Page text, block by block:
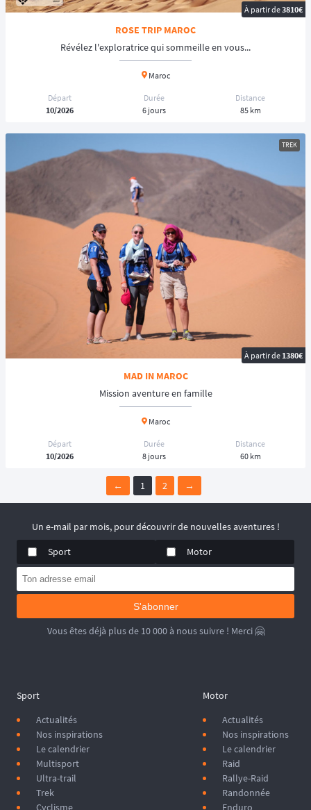
À partir de3810€
ROSE TRIP MAROC
Révélez l'exploratrice qui sommeille en vous...
Maroc
Départ
10/2026
Durée
6 jours
Distance
85 km
TREK
À partir de1380€
MAD IN MAROC
Mission aventure en famille
Maroc
Départ
10/2026
Durée
8 jours
Distance
60 km
← 1 2 →
Un e-mail par mois, pour découvrir de nouvelles aventures !
Sport
Motor
S'abonner
Vous êtes déjà plus de 10 000 à nous suivre ! Merci 🤗
Sport
Actualités
Nos inspirations
Le calendrier
Multisport
Ultra-trail
Trek
Cyclisme
Motor
Actualités
Nos inspirations
Le calendrier
Raid
Rallye-Raid
Randonnée
Enduro